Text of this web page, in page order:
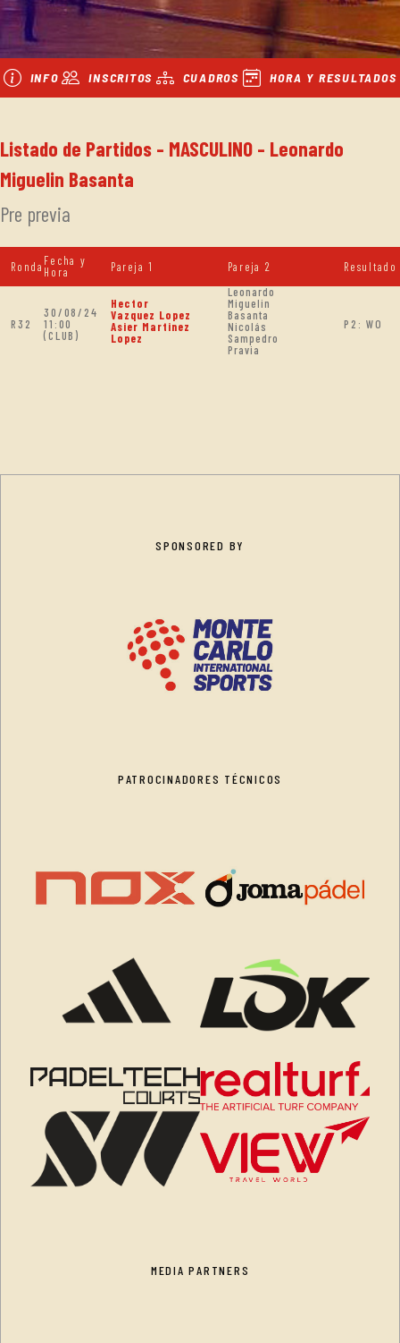
INFO INSCRITOS CUADROS HORA Y RESULTADOS
Listado de Partidos - MASCULINO - Leonardo
Miguelin Basanta
Pre previa
Ronda Fecha y
Hora
Pareja 1 Pareja 2 Resultado
R32
30/08/24
11:00
(CLUB)
Hector
Vazquez Lopez
Asier Martinez
Lopez
Leonardo
Miguelin
Basanta
Nicolás
Sampedro
Pravia
P2: WO
SPONSORED BY
PATROCINADORES TÉCNICOS
MEDIA PARTNERS